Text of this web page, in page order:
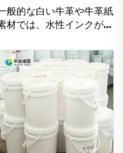
般的な白い牛革や牛革紙
材では、水性インクが非